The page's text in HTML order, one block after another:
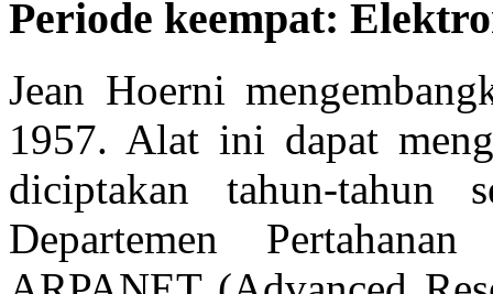
Periode keempat:
Jean Hoerni
1957. Alat ini dapat
diciptakan tahun-tahun
Departemen